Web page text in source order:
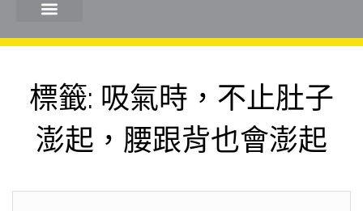
標籤: 吸氣時，不止肚子
澎起，腰跟背也會澎起